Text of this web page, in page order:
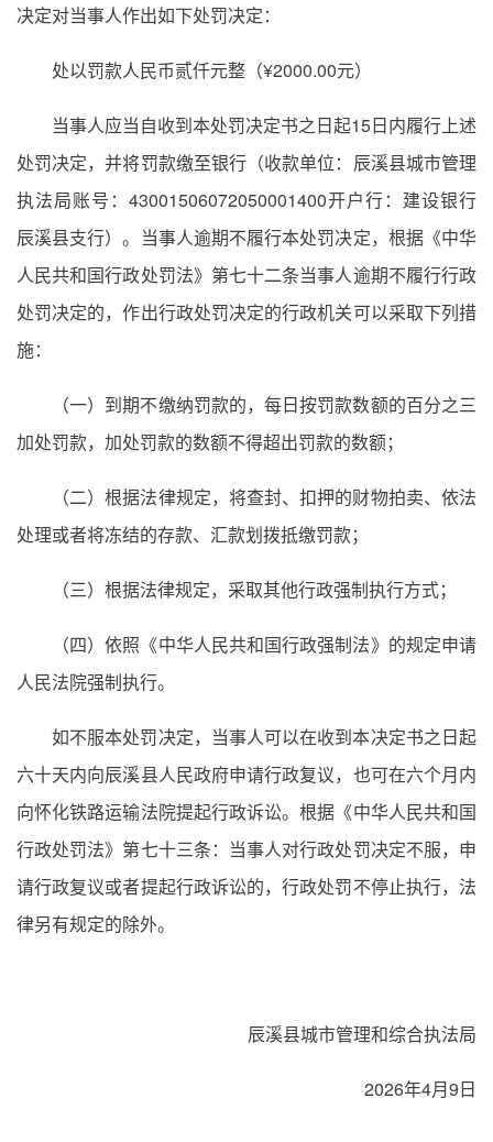
决定对当事人作出如下处罚决定：
处以罚款人民币贰仟元整（¥2000.00元）
当事人应当自收到本处罚决定书之日起15日内履行上述
处罚决定，并将罚款缴至银行（收款单位：辰溪县城市管理
执法局账号：43001506072050001400开户行：建设银行
辰溪县支行）。当事人逾期不履行本处罚决定，根据《中华
人民共和国行政处罚法》第七十二条当事人逾期不履行行政
处罚决定的，作出行政处罚决定的行政机关可以采取下列措
施：
（一）到期不缴纳罚款的，每日按罚款数额的百分之三
加处罚款，加处罚款的数额不得超出罚款的数额；
（二）根据法律规定，将查封、扣押的财物拍卖、依法
处理或者将冻结的存款、汇款划拨抵缴罚款；
（三）根据法律规定，采取其他行政强制执行方式；
（四）依照《中华人民共和国行政强制法》的规定申请
人民法院强制执行。
如不服本处罚决定，当事人可以在收到本决定书之日起
六十天内向辰溪县人民政府申请行政复议，也可在六个月内
向怀化铁路运输法院提起行政诉讼。根据《中华人民共和国
行政处罚法》第七十三条：当事人对行政处罚决定不服，申
请行政复议或者提起行政诉讼的，行政处罚不停止执行，法
律另有规定的除外。
辰溪县城市管理和综合执法局
2026年4月9日